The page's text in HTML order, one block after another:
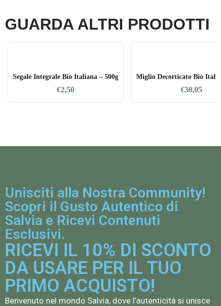
GUARDA ALTRI PRODOTTI
Segale Integrale Bio Italiana – 500g
€2,50
Miglio Decorticato Bio
€30,05
Unisciti alla Nostra Community!
Scopri il Gusto Autentico di
Salvia e Ricevi Contenuti
Esclusivi.
RICEVI IL 10% DI SCONTO
DA USARE PER IL TUO
PRIMO ACQUISTO!
Benvenuto nel mondo Salvia, dove l’autenticità si unisce